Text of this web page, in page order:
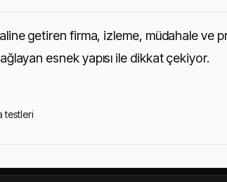
getiren firma, izleme, müdahale ve
esnek yapısı ile dikkat çekiyor.
testleri